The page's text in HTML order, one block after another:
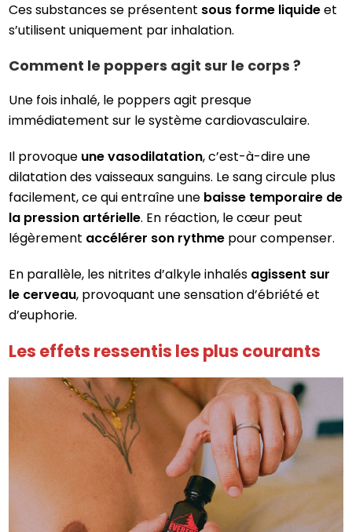
Ces substances se présentent sous forme liquideet
s’utilisent uniquement par inhalation.
Comment le poppers agit sur le corps ?
Une fois inhalé, le poppers agit presque
immédiatement sur le système cardiovasculaire.
Il provoque une vasodilatation, c’est-à-dire une
dilatation des vaisseaux sanguins. Le sang circule plus
facilement, ce qui entraîne une baisse temporaire de
la pression artérielle. En réaction, le cœur peut
légèrement accélérer son rythme pour compenser.
En parallèle, les nitrites d’alkyle inhalés agissent sur
le cerveau, provoquant une sensation d’ébriété et
d’euphorie.
Les effets ressentis les plus courants